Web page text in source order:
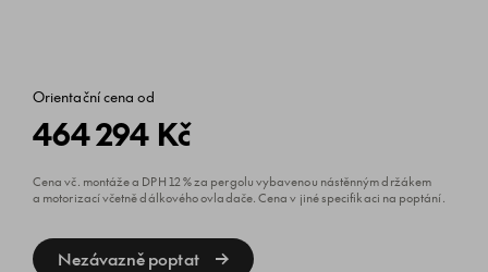
Orientační cena od
464 294 Kč
Cena vč. montáže a DPH 12 % za pergolu vybavenou nástěnným držákem
a motorizací včetně dálkového ovladače. Cena v jiné specifikaci na poptání.
Nezávazně poptat